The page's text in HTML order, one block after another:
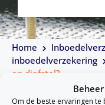
Om de beste ervaringen
Home
inboedelverzekering
en diefstal?